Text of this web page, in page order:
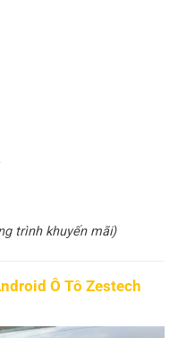
trình khuyến mãi)
Ô Tô Zestech